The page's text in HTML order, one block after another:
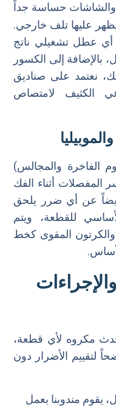
والشاشات حساسة جداً
عليها تلف خارجي.
أي عطل تشغيلي ناتج
بالإضافة إلى الكسور
نعتمد على صناديق
الكثيف لامتصاص
الفاخرة والمجالس)
أثناء الفك
عن أي ضرر يلحق
للقطعة، ويتم
والكرتون المقوى كخط
مكروه لأي قطعة،
لتقييم الأضرار دون
يقوم مندوبنا بعمل